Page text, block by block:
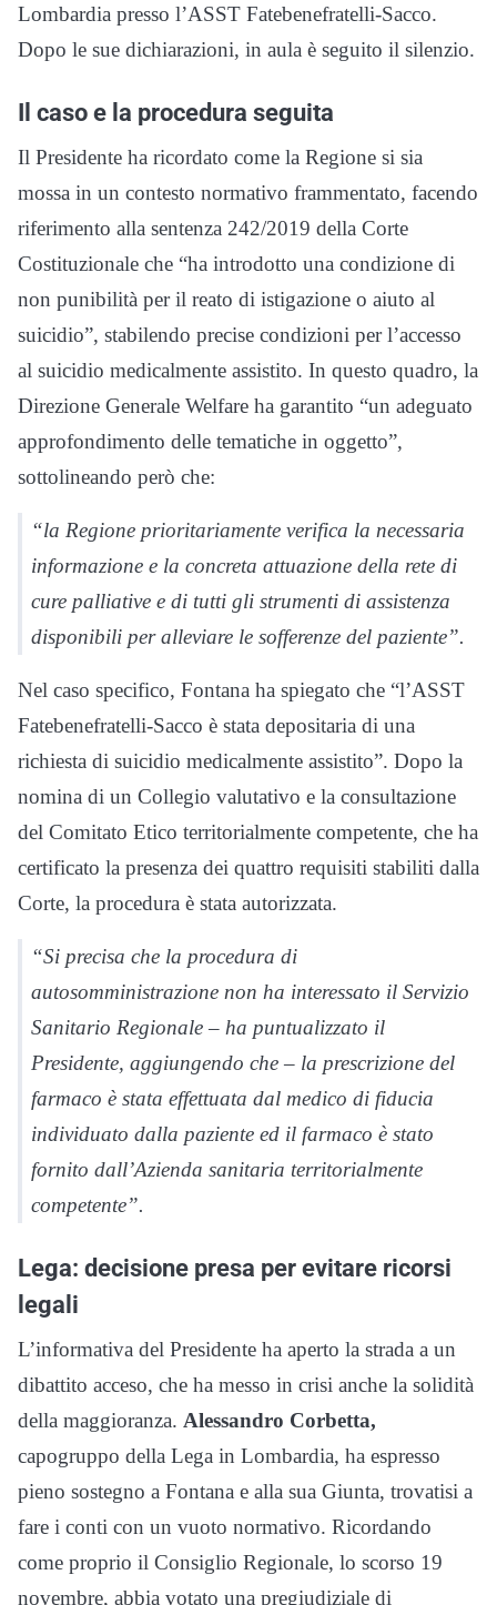
Lombardia presso l’ASST Fatebenefratelli-Sacco.
Dopo le sue dichiarazioni, in aula è seguito il silenzio.
Il caso e la procedura seguita
Il Presidente ha ricordato come la Regione si sia
mossa in un contesto normativo frammentato, facendo
riferimento alla sentenza 242/2019 della Corte
Costituzionale che “ha introdotto una condizione di
non punibilità per il reato di istigazione o aiuto al
suicidio”, stabilendo precise condizioni per l’accesso
al suicidio medicalmente assistito. In questo quadro, la
Direzione Generale Welfare ha garantito “un adeguato
approfondimento delle tematiche in oggetto”,
sottolineando però che:
“la Regione prioritariamente verifica la necessaria
informazione e la concreta attuazione della rete di
cure palliative e di tutti gli strumenti di assistenza
disponibili per alleviare le sofferenze del paziente”.
Nel caso specifico, Fontana ha spiegato che “l’ASST
Fatebenefratelli-Sacco è stata depositaria di una
richiesta di suicidio medicalmente assistito”. Dopo la
nomina di un Collegio valutativo e la consultazione
del Comitato Etico territorialmente competente, che ha
certificato la presenza dei quattro requisiti stabiliti dalla
Corte, la procedura è stata autorizzata.
“Si precisa che la procedura di
autosomministrazione non ha interessato il Servizio
Sanitario Regionale – ha puntualizzato il
Presidente, aggiungendo che – la prescrizione del
farmaco è stata effettuata dal medico di fiducia
individuato dalla paziente ed il farmaco è stato
fornito dall’Azienda sanitaria territorialmente
competente”.
Lega: decisione presa per evitare ricorsi
legali
L’informativa del Presidente ha aperto la strada a un
dibattito acceso, che ha messo in crisi anche la solidità
della maggioranza. Alessandro Corbetta,
capogruppo della Lega in Lombardia, ha espresso
pieno sostegno a Fontana e alla sua Giunta, trovatisi a
fare i conti con un vuoto normativo. Ricordando
come proprio il Consiglio Regionale, lo scorso 19
novembre, abbia votato una pregiudiziale di